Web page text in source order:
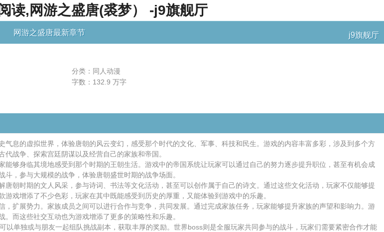
读,网游之盛唐(裘梦） -j9旗舰厅
网游之盛唐最新章节 j9旗舰厅
分类：同人动漫
字数：132.9 万字
息的虚拟世界，体验唐朝的风云变幻，感受那个时代的文化、军事、科技和民生。游戏的内容丰富多彩，涉及到多个方
战争、探索宫廷阴谋以及经营自己的家族和帝国。
够身临其境地感受到那个时期的王朝生活。游戏中的帝国系统让玩家可以通过自己的努力逐步提升职位，甚至有机会成
，参与大规模的战争，体验唐朝盛世时期的战争场面。
朝时期的文人风采，参与诗词、书法等文化活动，甚至可以创作属于自己的诗文。通过这些文化活动，玩家不仅能够提
戏增添了不少色彩，玩家在其中既能感受到历史的厚重，又能体验到游戏中的乐趣。
扩展势力。家族成员之间可以进行合作与竞争，共同发展。通过完成家族任务，玩家能够提升家族的声望和影响力。游
而这些社交互动也为游戏增添了更多的策略性和乐趣。
单独或与朋友一起组队挑战副本，获取丰厚的奖励。世界boss则是全服玩家共同参与的战斗，玩家们需要紧密合作才能